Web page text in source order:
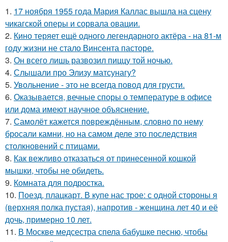
1. 17 ноября 1955 года Мария Каллас вышла на сцену
чикагской оперы и сорвала овации.
2. Кино теряет ещё одного легендарного актёра - на 81-м
году жизни не стало Винсента пасторе.
3. Он всего лишь развозил пиццу той ночью.
4. Слышали про Элизу матсунагу?
5. Увольнение - это не всегда повод для грусти.
6. Оказывается, вечные споры о температуре в офисе
или дома имеют научное объяснение.
7. Самолёт кажется повреждённым, словно по нему
бросали камни, но на самом деле это последствия
столкновений с птицами.
8. Как вежливо отказаться от принесенной кошкой
мышки, чтобы не обидеть.
9. Комната для подростка.
10. Поезд, плацкарт. В купе нас трое: с одной стороны я
(верхняя полка пустая), напротив - женщина лет 40 и её
дочь, примерно 10 лет.
11. В Москве медсестра спела бабушке песню, чтобы